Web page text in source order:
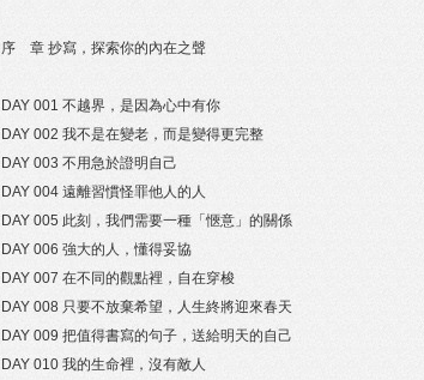
序 章 抄寫，探索你的內在之聲
DAY 001 不越界，是因為心中有你
DAY 002 我不是在變老，而是變得更完整
DAY 003 不用急於證明自己
DAY 004 遠離習慣怪罪他人的人
DAY 005 此刻，我們需要一種「愜意」的關係
DAY 006 強大的人，懂得妥協
DAY 007 在不同的觀點裡，自在穿梭
DAY 008 只要不放棄希望，人生終將迎來春天
DAY 009 把值得書寫的句子，送給明天的自己
DAY 010 我的生命裡，沒有敵人